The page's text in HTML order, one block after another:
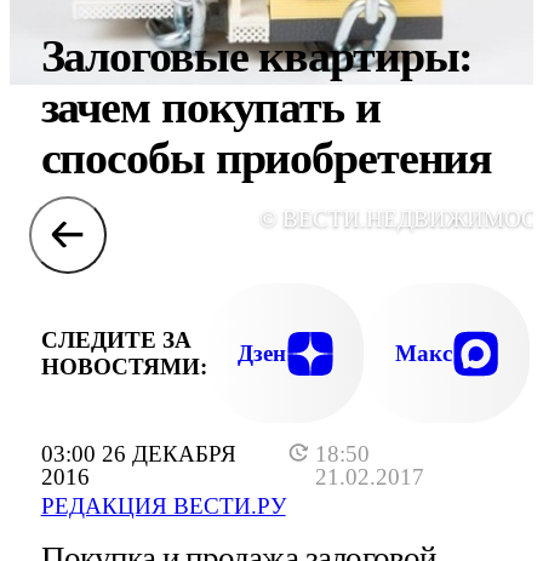
03:00 26 ДЕКАБРЯ
2016
18:50
21.02.2017
РЕДАКЦИЯ ВЕСТИ.РУ
Залоговые квартиры:
зачем покупать и
способы приобретения
©
СЛЕДИТЕ ЗА
НОВОСТЯМИ:
Дзен Макс